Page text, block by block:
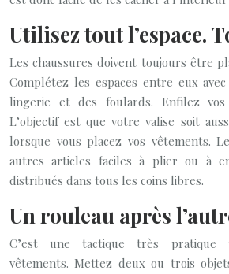
Utilisez tout l’espace.
Les chaussures doivent toujours être
Complétez les espaces entre eux
lingerie et des foulards. Enfilez
L’objectif est que votre valise soit
lorsque vous placez vos vêtements.
autres articles faciles à plier ou à
distribués dans tous les coins libres.
Un rouleau après
C’est une tactique très pratique
vêtements. Mettez deux ou trois